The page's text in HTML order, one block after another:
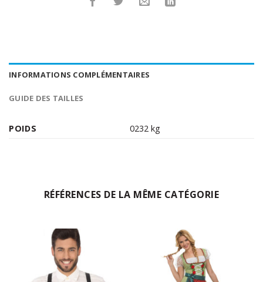
INFORMATIONS COMPLÉMENTAIRES
GUIDE DES TAILLES
POIDS 0232 kg
RÉFÉRENCES DE LA MÊME CATÉGORIE